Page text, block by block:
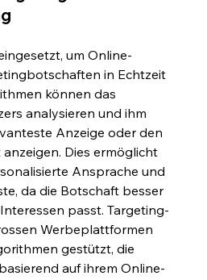
um Online-
in Echtzeit
können das
analysieren und ihm
Anzeige oder den
Dies ermöglicht
Ansprache und
da die Botschaft besser
passt. Targeting-
Werbeplattformen
gestützt, die
auf ihrem Online-